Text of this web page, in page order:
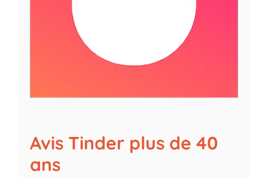
Avis Tinder plus de 40
ans